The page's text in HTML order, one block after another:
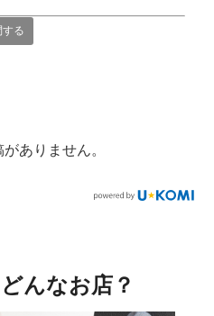
する
ありません。
んなお店？